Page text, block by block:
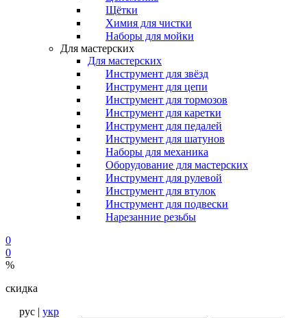
Щётки
Химия для чистки
Наборы для мойки
Для мастерских
Для мастерских
Инструмент для звёзд
Инструмент для цепи
Инструмент для тормозов
Инструмент для каретки
Инструмент для педалей
Инструмент для шатунов
Наборы для механика
Оборудование для мастерских
Инструмент для рулевой
Инструмент для втулок
Инструмент для подвески
Нарезанние резьбы
0
0
%
скидка
рус | укр